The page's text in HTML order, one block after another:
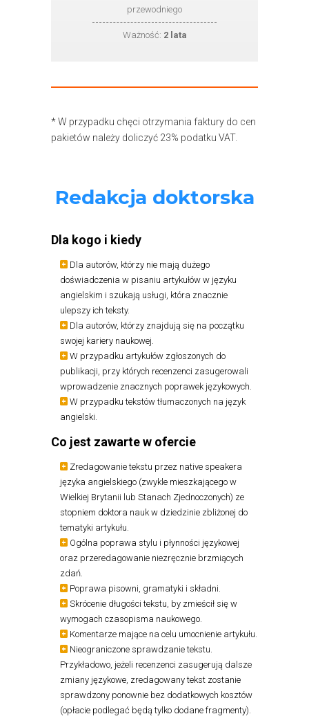
przewodniego
Ważność: 2 lata
* W przypadku chęci otrzymania faktury do cen
pakietów należy doliczyć 23% podatku VAT.
Redakcja doktorska
Dla kogo i kiedy
Dla autorów, którzy nie mają dużego
doświadczenia w pisaniu artykułów w języku
angielskim i szukają usługi, która znacznie
ulepszy ich teksty.
Dla autorów, którzy znajdują się na początku
swojej kariery naukowej.
W przypadku artykułów zgłoszonych do
publikacji, przy których recenzenci zasugerowali
wprowadzenie znacznych poprawek językowych.
W przypadkutekstów tłumaczonych na język
angielski.
Co jest zawarte w ofercie
Zredagowanie tekstu przez native speakera
języka angielskiego (zwykle mieszkającego w
Wielkiej Brytanii lub Stanach Zjednoczonych) ze
stopniem doktora nauk w dziedzinie zbliżonej do
tematyki artykułu.
Ogólna poprawa stylu i płynności językowej
oraz przeredagowanie niezręcznie brzmiących
zdań.
Poprawa pisowni, gramatyki i składni.
Skrócenie długości tekstu, by zmieścił się w
wymogach czasopisma naukowego.
Komentarze mające na celu umocnienie artykułu.
Nieograniczone sprawdzanie tekstu.
Przykładowo, jeżeli recenzenci zasugerują dalsze
zmiany językowe, zredagowany tekst zostanie
sprawdzony ponownie bez dodatkowych kosztów
(opłacie podlegać będą tylko dodane fragmenty).